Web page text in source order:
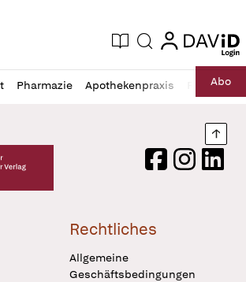
Zeitung
Aktuelle Ausgabe
Suche login
login
Pharmazie Apothekenpraxis RechtAbo
Verlag Logo
FacebookInstagram
Rechtliches
Allgemeine
Geschäftsbedingungen